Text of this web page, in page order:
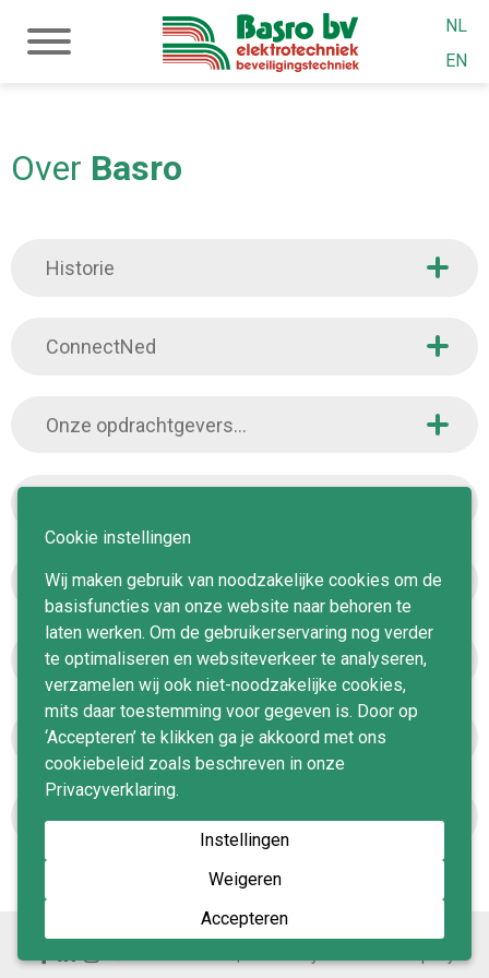
NL
EN
Over Basro
Historie
ConnectNed
Onze opdrachtgevers...
MVO
Voorwaarden
Certificering
WKA
Cookie instellingen
Wij maken gebruik van noodzakelijke cookies om de
basisfuncties van onze website naar behoren te
laten werken. Om de gebruikerservaring nog verder
te optimaliseren en websiteverkeer te analyseren,
verzamelen wij ook niet-noodzakelijke cookies,
mits daar toestemming voor gegeven is. Door op
‘Accepteren’ te klikken ga je akkoord met ons
cookiebeleid zoals beschreven in onze
Privacyverklaring.
Instellingen
Weigeren
Accepteren